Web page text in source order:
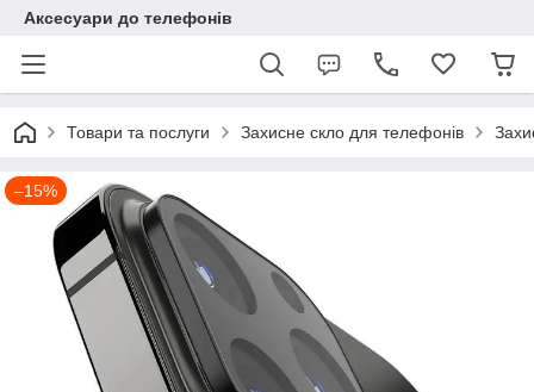
Аксесуари до телефонів
Товари та послуги Захисне скло для телефонів
–15%